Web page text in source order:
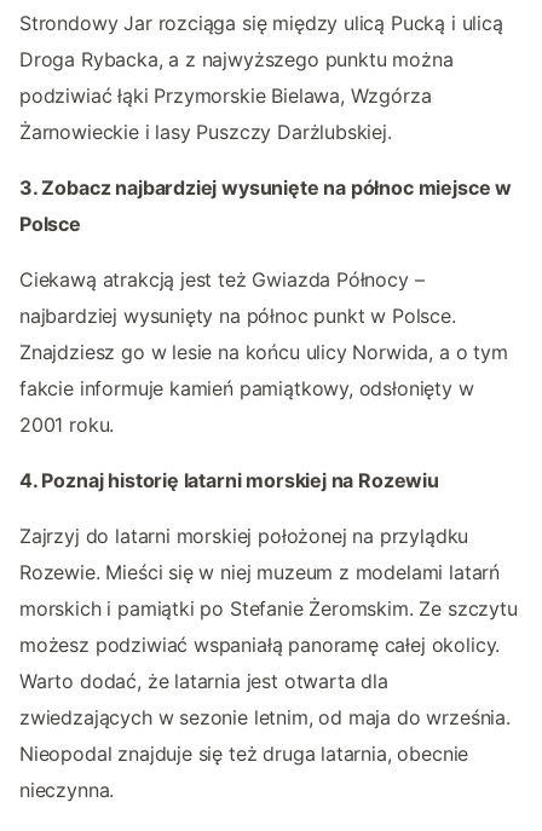
Strondowy Jar rozciąga się między ulicą Pucką i ulicą
Droga Rybacka, a z najwyższego punktu można
podziwiać łąki Przymorskie Bielawa, Wzgórza
Żarnowieckie i lasy Puszczy Darżlubskiej.
3. Zobacz najbardziej wysunięte na północ miejsce w
Polsce
Ciekawą atrakcją jest też Gwiazda Północy –
najbardziej wysunięty na północ punkt w Polsce.
Znajdziesz go w lesie na końcu ulicy Norwida, a o tym
fakcie informuje kamień pamiątkowy, odsłonięty w
2001 roku.
4. Poznaj historię latarni morskiej na Rozewiu
Zajrzyj do latarni morskiej położonej na przylądku
Rozewie. Mieści się w niej muzeum z modelami latarń
morskich i pamiątki po Stefanie Żeromskim. Ze szczytu
możesz podziwiać wspaniałą panoramę całej okolicy.
Warto dodać, że latarnia jest otwarta dla
zwiedzających w sezonie letnim, od maja do września.
Nieopodal znajduje się też druga latarnia, obecnie
nieczynna.